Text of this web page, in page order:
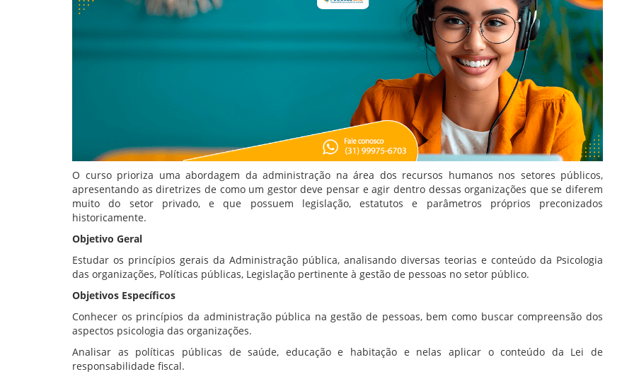
O curso prioriza uma abordagem da administração na área dos recursos humanos nos setores públicos,
apresentando as diretrizes de como um gestor deve pensar e agir dentro dessas organizações que se diferem
muito do setor privado, e que possuem legislação, estatutos e parâmetros próprios preconizados
historicamente.
Objetivo Geral
Estudar os princípios gerais da Administração pública, analisando diversas teorias e conteúdo da Psicologia
das organizações, Políticas públicas, Legislação pertinente à gestão de pessoas no setor público.
Objetivos Específicos
Conhecer os princípios da administração pública na gestão de pessoas, bem como buscar compreensão dos
aspectos psicologia das organizações.
Analisar as políticas públicas de saúde, educação e habitação e nelas aplicar o conteúdo da Lei de
responsabilidade fiscal.